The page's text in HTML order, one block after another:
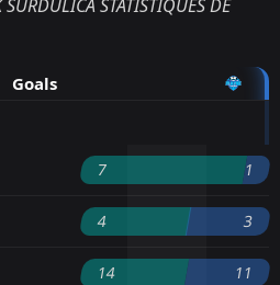
STATISTIQUES DE
Goals
7 1
4 3
14 11